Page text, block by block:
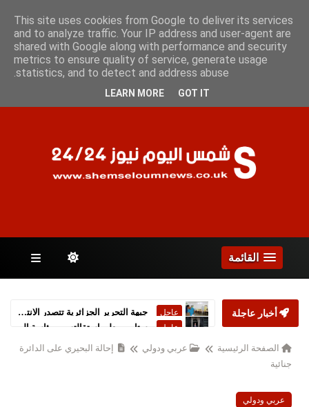
الجمعة 7 أغسطس 2026
الصفحات
القائمة
أخبار عاجلة عاجل ستارمر يعلن استقالته من رئاسة الحكومة البريطانية
الصفحة الرئيسية عربي ودولي
إحالة البحيري على الدائرة
جنائية
عربي ودولي
This site uses cookies from Google to deliver its services
and to analyze traffic. Your IP address and user-agent are
shared with Google along with performance and security
metrics to ensure quality of service, generate usage
statistics, and to detect and address abuse.
LEARN MORE GOT IT